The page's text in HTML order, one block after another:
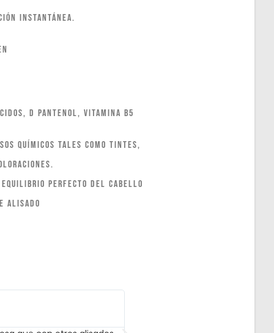
instantánea.
D pantenol, Vitamina B5
químicos tales como tintes,
equilibrio perfecto del cabello
alisado